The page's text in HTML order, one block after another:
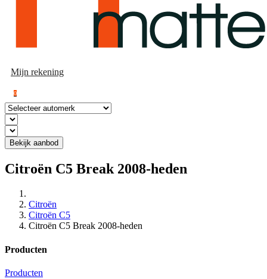
Mijn rekening
0
Bekijk aanbod
Citroën C5 Break 2008-heden
Citroën
Citroën C5
Citroën C5 Break 2008-heden
Producten
Producten